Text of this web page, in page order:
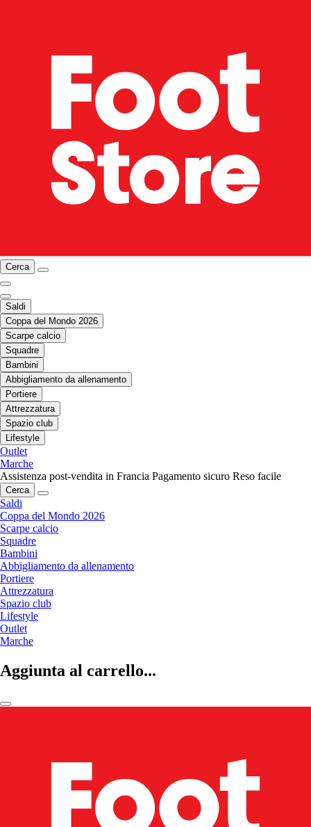
Cerca
Saldi
Coppa del Mondo 2026
Scarpe calcio
Squadre
Bambini
Abbigliamento da allenamento
Portiere
Attrezzatura
Spazio club
Lifestyle
Outlet
Marche
Assistenza post-vendita in Francia Pagamento sicuro Reso facile
Cerca
Saldi
Coppa del Mondo 2026
Scarpe calcio
Squadre
Bambini
Abbigliamento da allenamento
Portiere
Attrezzatura
Spazio club
Lifestyle
Outlet
Marche
Aggiunta al carrello...